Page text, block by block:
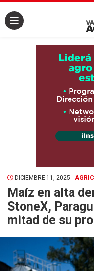
DICIEMBRE 11, 2025
Maíz en alta
StoneX,
mitad de su